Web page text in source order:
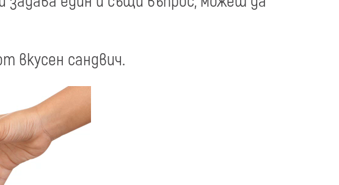
вкусен сандвич.